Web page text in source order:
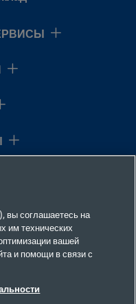
вы соглашаетесь на
им технических
вашей
и помощи в связи с